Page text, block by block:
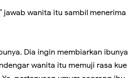
jawab wanita itu sambil menerima
Dia ingin membiarkan ibunya
wanita itu memuji rasa kue